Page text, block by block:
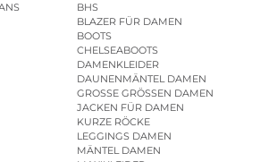
BHS
BLAZER FÜR DAMEN
BOOTS
CHELSEABOOTS
DAMENKLEIDER
DAUNENMÄNTEL DAMEN
GROSSE GRÖSSEN DAMEN
JACKEN FÜR DAMEN
KURZE RÖCKE
LEGGINGS DAMEN
MÄNTEL DAMEN